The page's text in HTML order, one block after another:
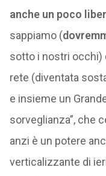
anche un poco
sappiamo (
sotto i nostri occhi)
rete (diventata
e insieme un
sorveglianza”, che
anzi è un potere
verticalizzante di